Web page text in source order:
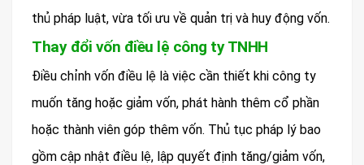
thủ pháp luật, vừa tối ưu về quản trị và huy động vốn.
Thay đổi vốn điều lệ công ty TNHH
Điều chỉnh vốn điều lệ là việc cần thiết khi công ty
muốn tăng hoặc giảm vốn, phát hành thêm cổ phần
hoặc thành viên góp thêm vốn. Thủ tục pháp lý bao
gồm cập nhật điều lệ, lập quyết định tăng/giảm vốn,